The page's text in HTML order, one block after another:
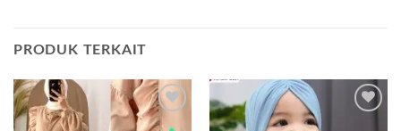
PRODUK TERKAIT
Add to